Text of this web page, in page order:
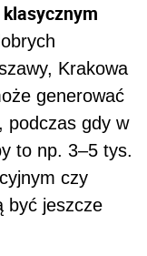
Krakowa
generować
podczas gdy w
to np. 3–5 tys.
czy
być jeszcze